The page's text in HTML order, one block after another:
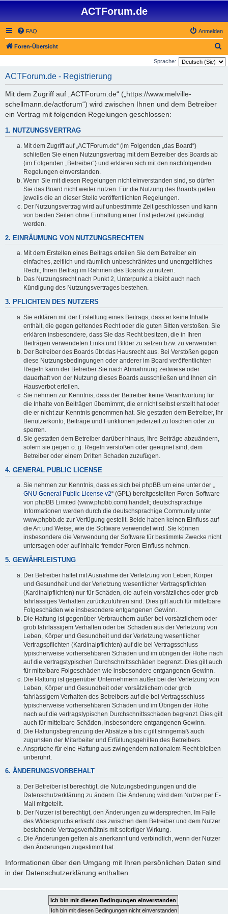
ACTForum.de
FAQ Anmelden
Foren-Übersicht
u
Sprache:
ACTForum.de - Registrierung
Mit dem Zugriff auf „ACTForum.de“ („https://www.melville-
schellmann.de/actforum“) wird zwischen Ihnen und dem Betreiber
ein Vertrag mit folgenden Regelungen geschlossen:
1. NUTZUNGSVERTRAG
Mit dem Zugriff auf „ACTForum.de“ (im Folgenden „das Board“)
schließen Sie einen Nutzungsvertrag mit dem Betreiber des Boards ab
(im Folgenden „Betreiber“) und erklären sich mit den nachfolgenden
Regelungen einverstanden.
Wenn Sie mit diesen Regelungen nicht einverstanden sind, so dürfen
Sie das Board nicht weiter nutzen. Für die Nutzung des Boards gelten
jeweils die an dieser Stelle veröffentlichten Regelungen.
Der Nutzungsvertrag wird auf unbestimmte Zeit geschlossen und kann
von beiden Seiten ohne Einhaltung einer Frist jederzeit gekündigt
werden.
2. EINRÄUMUNG VON NUTZUNGSRECHTEN
Mit dem Erstellen eines Beitrags erteilen Sie dem Betreiber ein
einfaches, zeitlich und räumlich unbeschränktes und unentgeltliches
Recht, Ihren Beitrag im Rahmen des Boards zu nutzen.
Das Nutzungsrecht nach Punkt 2, Unterpunkt a bleibt auch nach
Kündigung des Nutzungsvertrages bestehen.
3. PFLICHTEN DES NUTZERS
Sie erklären mit der Erstellung eines Beitrags, dass er keine Inhalte
enthält, die gegen geltendes Recht oder die guten Sitten verstoßen. Sie
erklären insbesondere, dass Sie das Recht besitzen, die in Ihren
Beiträgen verwendeten Links und Bilder zu setzen bzw. zu verwenden.
Der Betreiber des Boards übt das Hausrecht aus. Bei Verstößen gegen
diese Nutzungsbedingungen oder anderer im Board veröffentlichten
Regeln kann der Betreiber Sie nach Abmahnung zeitweise oder
dauerhaft von der Nutzung dieses Boards ausschließen und Ihnen ein
Hausverbot erteilen.
Sie nehmen zur Kenntnis, dass der Betreiber keine Verantwortung für
die Inhalte von Beiträgen übernimmt, die er nicht selbst erstellt hat oder
die er nicht zur Kenntnis genommen hat. Sie gestatten dem Betreiber, Ihr
Benutzerkonto, Beiträge und Funktionen jederzeit zu löschen oder zu
sperren.
Sie gestatten dem Betreiber darüber hinaus, Ihre Beiträge abzuändern,
sofern sie gegen o. g. Regeln verstoßen oder geeignet sind, dem
Betreiber oder einem Dritten Schaden zuzufügen.
4. GENERAL PUBLIC LICENSE
Sie nehmen zur Kenntnis, dass es sich bei phpBB um eine unter der „
GNU General Public License v2“ (GPL) bereitgestellten Foren-Software
von phpBB Limited (www.phpbb.com) handelt; deutschsprachige
Informationen werden durch die deutschsprachige Community unter
www.phpbb.de zur Verfügung gestellt. Beide haben keinen Einfluss auf
die Art und Weise, wie die Software verwendet wird. Sie können
insbesondere die Verwendung der Software für bestimmte Zwecke nicht
untersagen oder auf Inhalte fremder Foren Einfluss nehmen.
5. GEWÄHRLEISTUNG
Der Betreiber haftet mit Ausnahme der Verletzung von Leben, Körper
und Gesundheit und der Verletzung wesentlicher Vertragspflichten
(Kardinalpflichten) nur für Schäden, die auf ein vorsätzliches oder grob
fahrlässiges Verhalten zurückzuführen sind. Dies gilt auch für mittelbare
Folgeschäden wie insbesondere entgangenen Gewinn.
Die Haftung ist gegenüber Verbrauchern außer bei vorsätzlichem oder
grob fahrlässigem Verhalten oder bei Schäden aus der Verletzung von
Leben, Körper und Gesundheit und der Verletzung wesentlicher
Vertragspflichten (Kardinalpflichten) auf die bei Vertragsschluss
typischerweise vorhersehbaren Schäden und im übrigen der Höhe nach
auf die vertragstypischen Durchschnittsschäden begrenzt. Dies gilt auch
für mittelbare Folgeschäden wie insbesondere entgangenen Gewinn.
Die Haftung ist gegenüber Unternehmern außer bei der Verletzung von
Leben, Körper und Gesundheit oder vorsätzlichem oder grob
fahrlässigem Verhalten des Betreibers auf die bei Vertragsschluss
typischerweise vorhersehbaren Schäden und im Übrigen der Höhe
nach auf die vertragstypischen Durchschnittsschäden begrenzt. Dies gilt
auch für mittelbare Schäden, insbesondere entgangenen Gewinn.
Die Haftungsbegrenzung der Absätze a bis c gilt sinngemäß auch
zugunsten der Mitarbeiter und Erfüllungsgehilfen des Betreibers.
Ansprüche für eine Haftung aus zwingendem nationalem Recht bleiben
unberührt.
6. ÄNDERUNGSVORBEHALT
Der Betreiber ist berechtigt, die Nutzungsbedingungen und die
Datenschutzerklärung zu ändern. Die Änderung wird dem Nutzer per E-
Mail mitgeteilt.
Der Nutzer ist berechtigt, den Änderungen zu widersprechen. Im Falle
des Widerspruchs erlischt das zwischen dem Betreiber und dem Nutzer
bestehende Vertragsverhältnis mit sofortiger Wirkung.
Die Änderungen gelten als anerkannt und verbindlich, wenn der Nutzer
den Änderungen zugestimmt hat.
Informationen über den Umgang mit Ihren persönlichen Daten sind
in der Datenschutzerklärung enthalten.